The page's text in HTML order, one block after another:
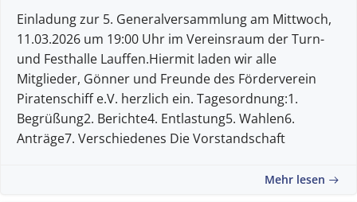
Einladung zur 5. Generalversammlung am Mittwoch,
11.03.2026 um 19:00 Uhr im Vereinsraum der Turn-
und Festhalle Lauffen.Hiermit laden wir alle
Mitglieder, Gönner und Freunde des Förderverein
Piratenschiff e.V. herzlich ein. Tagesordnung:1.
Begrüßung2. Berichte4. Entlastung5. Wahlen6.
Anträge7. Verschiedenes Die Vorstandschaft
Mehr lesen